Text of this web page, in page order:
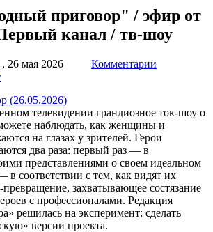
приговор" / эфир от
канал / тв-шоу
, 26 мая 2026
Комментарии
телевидении грандиозное ток-шоу о
наблюдать, как женщины и
на глазах у зрителей. Герои
два раза: первый раз — в
представлениями о своем идеальном
в соответствии с тем, как видят их
захватывающее состязание
с профессионалами. Редакция
решилась на эксперимент: сделать
версии проекта.